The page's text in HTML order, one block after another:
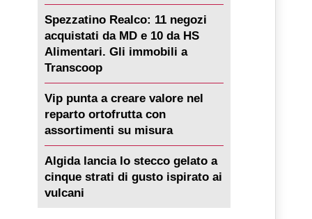
Spezzatino Realco: 11 negozi
acquistati da MD e 10 da HS
Alimentari. Gli immobili a
Transcoop
Vip punta a creare valore nel
reparto ortofrutta con
assortimenti su misura
Algida lancia lo stecco gelato a
cinque strati di gusto ispirato ai
vulcani